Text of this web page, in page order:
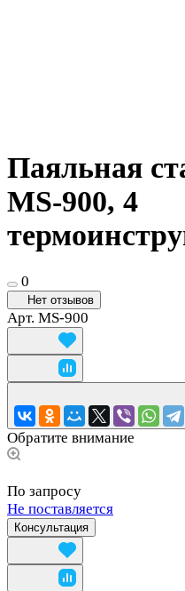
Паяльная
MS-900, 4
0
Нет отзывов
Арт. MS-900
Обратите внимание
По запросу
Не поставляется
Консультация